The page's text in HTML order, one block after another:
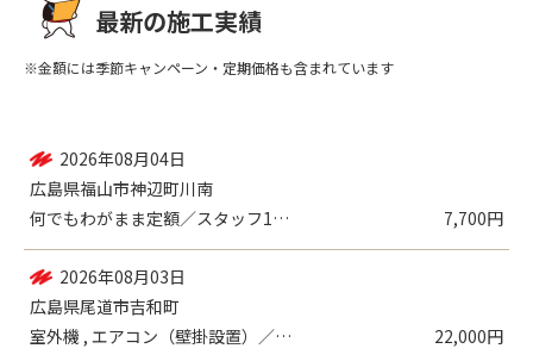
最新の施工実績
※金額には季節キャンペーン・定期価格も含まれています
2026年08月04日
広島県福山市神辺町川南
何でもわがまま定額／スタッフ1名（2時間...
7,700円
2026年08月03日
広島県尾道市吉和町
室外機 , エアコン（壁掛設置）／各種機...
22,000円